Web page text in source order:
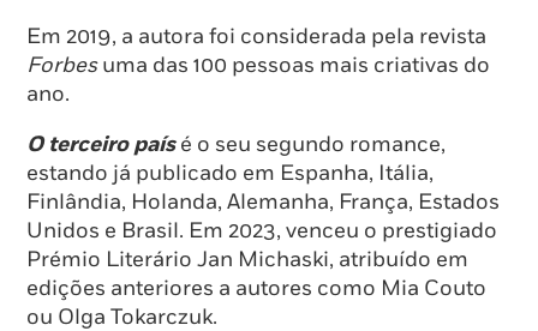
Em 2019, a autora foi considerada pela revista
Forbesuma das 100 pessoas mais criativas do
ano.
O terceiro país é o seu segundo romance,
estando já publicado em Espanha, Itália,
Finlândia, Holanda, Alemanha, França, Estados
Unidos e Brasil. Em 2023, venceu o prestigiado
Prémio Literário Jan Michaski, atribuído em
edições anteriores a autores como Mia Couto
ou Olga Tokarczuk.